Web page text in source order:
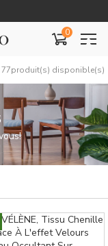
0
77produit(s) disponible(s)